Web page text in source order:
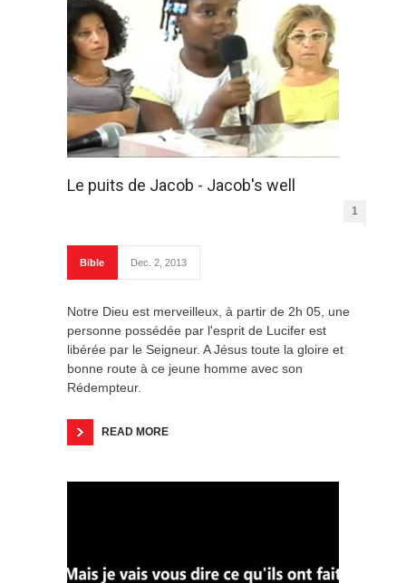
Le puits de Jacob - Jacob's well
1
Bible Dec. 2, 2013
Notre Dieu est merveilleux, à partir de 2h 05, une
personne possédée par l'esprit de Lucifer est
libérée par le Seigneur. A Jésus toute la gloire et
bonne route à ce jeune homme avec son
Rédempteur.
READ MORE